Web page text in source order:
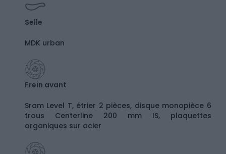
Selle
MDK urban
Frein avant
Sram Level T, étrier 2 pièces, disque monopièce 6
trous Centerline 200 mm IS, plaquettes
organiques sur acier